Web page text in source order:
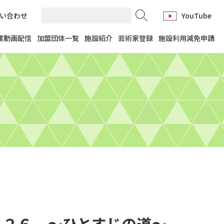
合わせ YouTube
動画配信 加盟団体一覧 施設紹介 芸術家登録 施設利用減免申請